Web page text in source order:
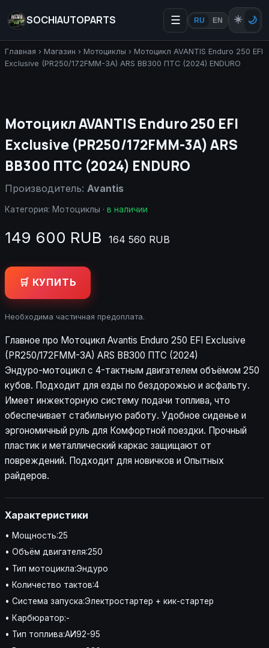
SOCHIAUTOPARTS ☰ RU EN ☀️ 🌙
Главная › Магазин › Мотоциклы › Мотоцикл AVANTIS Enduro 250 EFI
Exclusive (PR250/172FMM-3A) ARS BB300 ПТС (2024) ENDURO
Мотоцикл AVANTIS Enduro 250 EFI
Exclusive (PR250/172FMM-3A) ARS
BB300 ПТС (2024) ENDURO
Производитель: Avantis
Категория: Мотоциклы · в наличии
149 600 RUB 164 560 RUB
🛒 КУПИТЬ
Необходима частичная предоплата.
Главное про Мотоцикл Avantis Enduro 250 EFI Exclusive
(PR250/172FMM-3A) ARS BB300 ПТС (2024)
Эндуро-мотоцикл с 4-тактным двигателем объёмом 250
кубов. Подходит для езды по бездорожью и асфальту.
Имеет инжекторную систему подачи топлива, что
обеспечивает стабильную работу. Удобное сиденье и
эргономичный руль для Комфортной поездки. Прочный
пластик и металлический каркас защищают от
повреждений. Подходит для новичков и Опытных
райдеров.
Характеристики
• Мощность:25
• Объём двигателя:250
• Тип мотоцикла:Эндуро
• Количество тактов:4
• Система запуска:Электростартер + кик-стартер
• Карбюратор:-
• Тип топлива:АИ92-95